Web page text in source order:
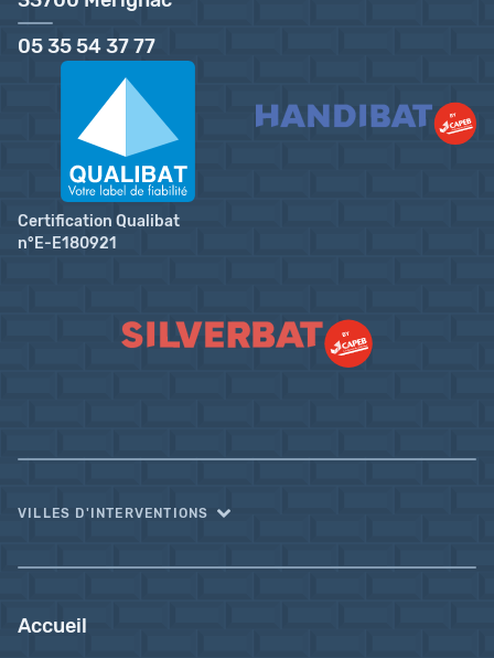
05 35 54 37 77
Certification Qualibat
n°E-E180921
VILLES D'INTERVENTIONS
Accueil